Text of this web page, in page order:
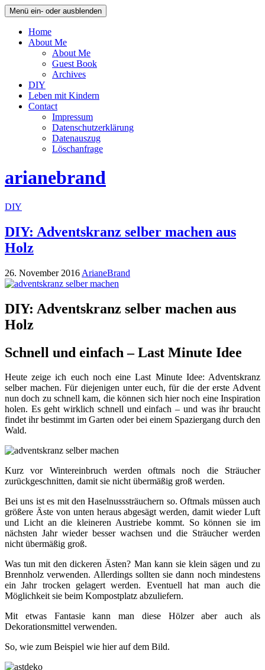
Menü ein- oder ausblenden
Home
About Me
About Me
Guest Book
Archives
DIY
Leben mit Kindern
Contact
Impressum
Datenschutzerklärung
Datenauszug
Löschanfrage
arianebrand
DIY
DIY: Adventskranz selber machen aus
Holz
26. November 2016 ArianeBrand
DIY: Adventskranz selber machen aus
Holz
Schnell und einfach – Last Minute Idee
Heute zeige ich euch noch eine Last Minute Idee: Adventskranz
selber machen. Für diejenigen unter euch, für die der erste Advent
nun doch zu schnell kam, die können sich hier noch eine Inspiration
holen. Es geht wirklich schnell und einfach – und was ihr braucht
findet ihr bestimmt im Garten oder bei einem Spaziergang durch den
Wald.
Kurz vor Wintereinbruch werden oftmals noch die Sträucher
zurückgeschnitten, damit sie nicht übermäßig groß werden.
Bei uns ist es mit den Haselnusssträuchern so. Oftmals müssen auch
größere Äste von unten heraus abgesägt werden, damit wieder Luft
und Licht an die kleineren Austriebe kommt. So können sie im
nächsten Jahr wieder besser wachsen und die Sträucher werden
nicht übermäßig groß.
Was tun mit den dickeren Ästen? Man kann sie klein sägen und zu
Brennholz verwenden. Allerdings sollten sie dann noch mindestens
ein Jahr trocken gelagert werden. Eventuell hat man auch die
Möglichkeit sie beim Kompostplatz abzuliefern.
Mit etwas Fantasie kann man diese Hölzer aber auch als
Dekorationsmittel verwenden.
So, wie zum Beispiel wie hier auf dem Bild.